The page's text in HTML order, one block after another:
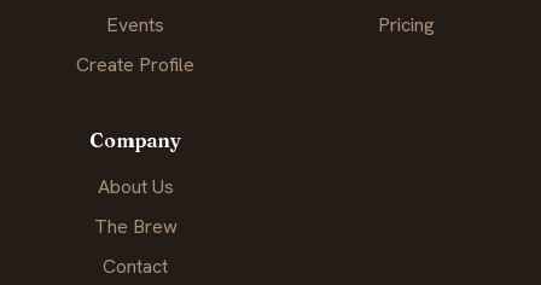
Events
Create Profile
Pricing
Company
About Us
The Brew
Contact